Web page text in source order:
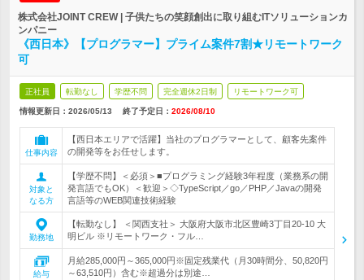
株式会社JOINT CREW | 子供たちの笑顔創出に取り組むITソリューションカ
ンパニー
《西日本》【プログラマー】プライム案件7割★リモートワーク
可
正社員 転勤なし 学歴不問 完全週休2日制 リモートワーク可
情報更新日：2026/05/13 終了予定日： 2026/08/10
仕事内容
【西日本エリアで活躍】当社のプログラマーとして、顧客先案件
の開発等をお任せします。
対象と
なる方
【学歴不問】＜必須＞■プログラミング経験3年程度（業務系の開
発言語でもOK）＜歓迎＞◇TypeScript／go／PHP／Javaの開発
言語等のWEB関連技術経験
勤務地
【転勤なし】 ＜関西支社＞ 大阪府大阪市北区豊崎3丁目20‐10 大
明ビル ※リモートワーク・フル…
給与
月給285,000円～365,000円※固定残業代（月30時間分、50,820円
～63,510円）含む※超過分は別途…